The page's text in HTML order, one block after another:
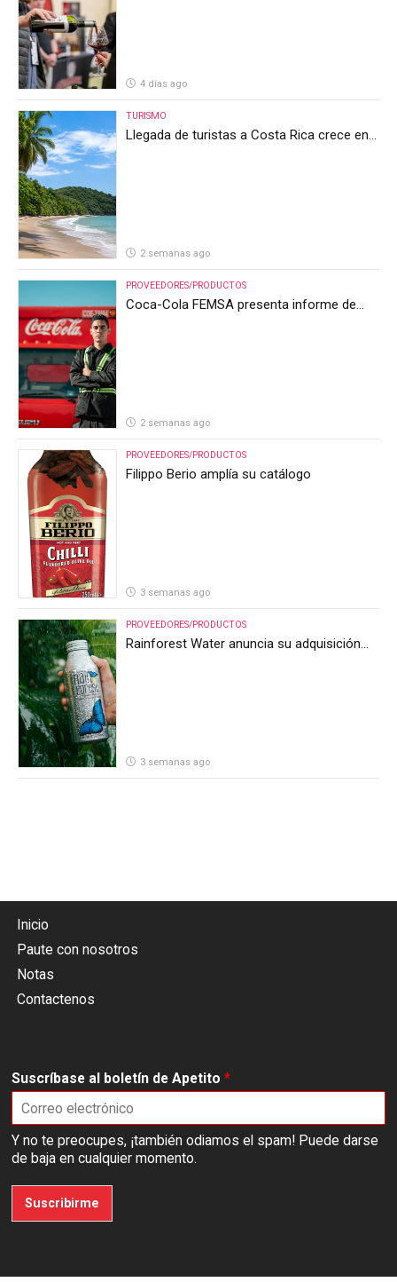
4 días ago
TURISMO
Llegada de turistas a Costa Rica crece en
2 semanas ago
PROVEEDORES/PRODUCTOS
Coca-Cola FEMSA presenta informe de
2 semanas ago
PROVEEDORES/PRODUCTOS
Filippo Berio amplía su catálogo
3 semanas ago
PROVEEDORES/PRODUCTOS
Rainforest Water anuncia su adquisición
3 semanas ago
Inicio
Paute con nosotros
Notas
Contactenos
Suscríbase al boletín de Apetito *
Y no te preocupes, ¡también odiamos el spam! Puede darse
de baja en cualquier momento.
Suscribirme